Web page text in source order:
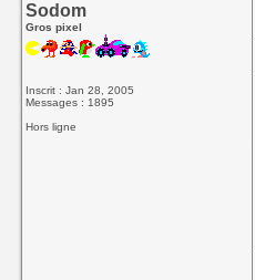
Sodom
Gros pixel
Inscrit : Jan 28, 2005
Messages : 1895
Hors ligne